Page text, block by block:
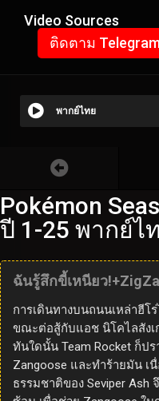
Video Sources
ติดตาม
พากย์ไทย
Pokémon
ปี 1-25 พากย์ไ
ฉันรู้สึกขี้เหนียว
การเดินทางบนถนนเหล่าฮี
ขณะต่อสู้กับแอช นิโคไลสัง
ทันใดนั้น Team Rocket ก็ป
Zangoose และทำร้ายมัน เ
ธรรมชาติของ Seviper Ash